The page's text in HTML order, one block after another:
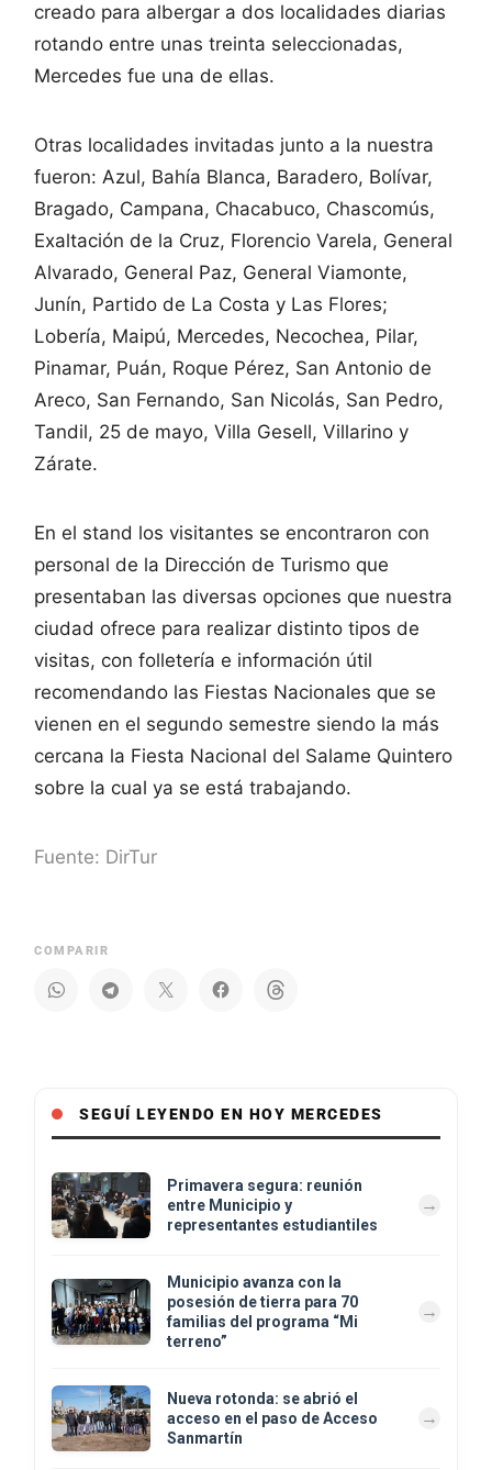
creado para albergar a dos localidades diarias
rotando entre unas treinta seleccionadas,
Mercedes fue una de ellas.
Otras localidades invitadas junto a la nuestra
fueron: Azul, Bahía Blanca, Baradero, Bolívar,
Bragado, Campana, Chacabuco, Chascomús,
Exaltación de la Cruz, Florencio Varela, General
Alvarado, General Paz, General Viamonte,
Junín, Partido de La Costa y Las Flores;
Lobería, Maipú, Mercedes, Necochea, Pilar,
Pinamar, Puán, Roque Pérez, San Antonio de
Areco, San Fernando, San Nicolás, San Pedro,
Tandil, 25 de mayo, Villa Gesell, Villarino y
Zárate.
En el stand los visitantes se encontraron con
personal de la Dirección de Turismo que
presentaban las diversas opciones que nuestra
ciudad ofrece para realizar distinto tipos de
visitas, con folletería e información útil
recomendando las Fiestas Nacionales que se
vienen en el segundo semestre siendo la más
cercana la Fiesta Nacional del Salame Quintero
sobre la cual ya se está trabajando.
Fuente: DirTur
COMPARIR
SEGUÍ LEYENDO EN HOY MERCEDES
Primavera segura: reunión
entre Municipio y
representantes estudiantiles
Municipio avanza con la
posesión de tierra para 70
familias del programa “Mi
terreno”
Nueva rotonda: se abrió el
acceso en el paso de Acceso
Sanmartín